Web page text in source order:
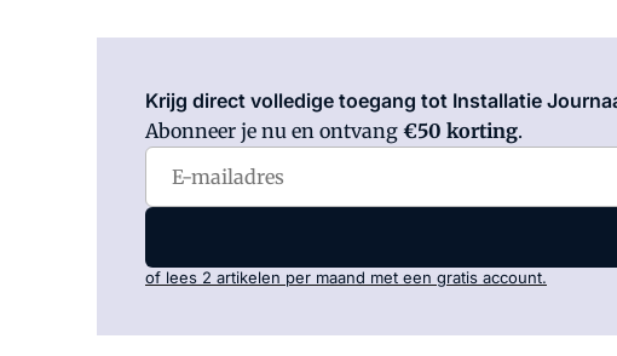
Krijg direct volledige toegang tot Installatie
Abonneer je nu en ontvang €50 korting.
of lees 2 artikelen per maand met een gratis account.